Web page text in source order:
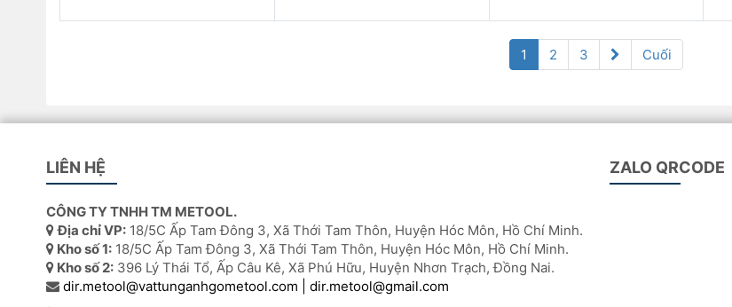
1 (current)
2 3 Cuối
LIÊN HỆ
CÔNG TY TNHH TM METOOL.
Địa chỉ VP: 18/5C Ấp Tam Đông 3, Xã Thới Tam Thôn, Huyện Hóc Môn, Hồ Chí Minh.
Kho số 1: 18/5C Ấp Tam Đông 3, Xã Thới Tam Thôn, Huyện Hóc Môn, Hồ Chí Minh.
Kho số 2: 396 Lý Thái Tổ, Ấp Câu Kê, Xã Phú Hữu, Huyện Nhơn Trạch, Đồng Nai.
dir.metool@vattunganhgometool.com | dir.metool@gmail.com
ZALO QRCODE